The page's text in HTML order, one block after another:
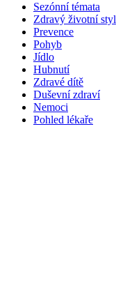
Sezónní témata
Zdravý životní styl
Prevence
Pohyb
Jídlo
Hubnutí
Zdravé dítě
Duševní zdraví
Nemoci
Pohled lékaře